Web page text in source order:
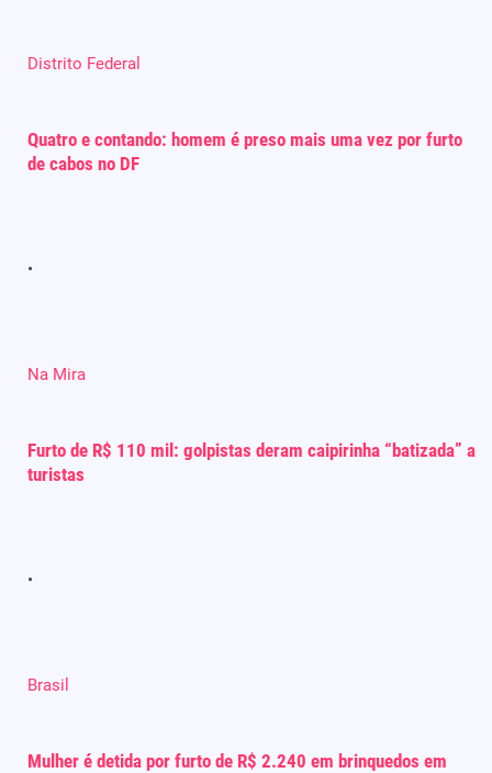
Distrito Federal
Quatro e contando: homem é preso mais uma vez por furto
de cabos no DF
Na Mira
Furto de R$ 110 mil: golpistas deram caipirinha “batizada” a
turistas
Brasil
Mulher é detida por furto de R$ 2.240 em brinquedos em